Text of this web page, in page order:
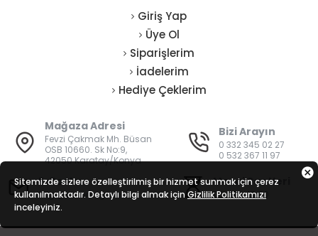
Giriş Yap
Üye Ol
Siparişlerim
İadelerim
Hediye Çeklerim
Mağaza Adresi
Fevzi Çakmak Mh. Büsan
OSB 10660. Sk No:9,
42050 Karatay/Konya
Bizi Arayın
0 332 345 02 27
0 532 367 11 97
E-Posta
bilgi@vatanisguvenligi.com
Mesai Saatleri
08:00 - 19:00
Sitemizde sizlere özelleştirilmiş bir hizmet sunmak için çerez
kullanılmaktadır. Detaylı bilgi almak için Gizlilik Politikamızı
inceleyiniz.